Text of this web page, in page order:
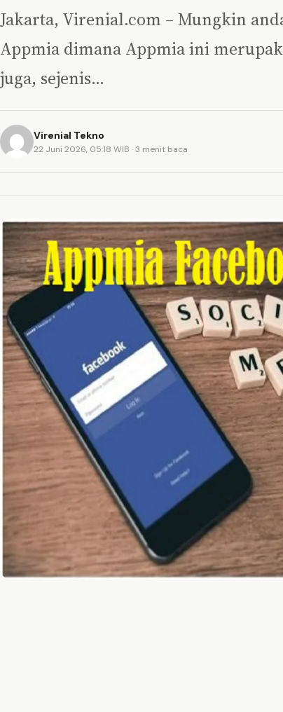
Jakarta, Virenial.com – Mungkin
Appmia dimana Appmia ini
juga, sejenis…
Virenial Tekno
22 Juni 2026, 05:18 WIB · 3 menit baca